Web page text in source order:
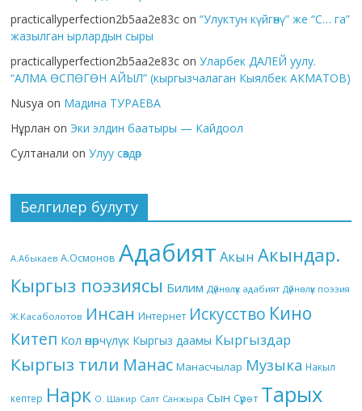
practicallyperfection2b5aa2e83c on“Улуктун күйгөнү” же “С… га”
жазылган ырлардын сыры
practicallyperfection2b5aa2e83c onУларбек ДАЛЕЙ уулу.
“АЛМА ӨСПӨГӨН АЙЫЛ” (кыргызчалаган Кыялбек АКМАТОВ)
Nusya on Мадина ТУРАЕВА
Нұрлан on Эки элдин баатыры — Кайдоол
Султанали onУлуу сөздөр
Белгилер булуту
А.Абыкаев А.Осмонов Адабият Акын Акындар.
Кыргыз поэзиясы Билим Дүйнөлүк адабият Дүйнөлүк поэзия
Ж.Касаболотов Инсан Интернет Искусство Кино
Китеп Кол өнөрчүлүк Кыргыз даамы Кыргыздар
Кыргыз тили Манас Манасчылар Музыка Накыл
кептер Нарк О. Шакир Салт Санжыра Сын Сүрөт Тарых